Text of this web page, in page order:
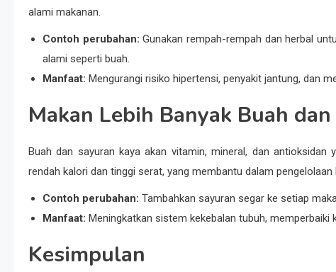
alami makanan.
Contoh perubahan: Gunakan rempah-rempah dan herbal
alami seperti buah.
Manfaat: Mengurangi risiko hipertensi, penyakit jantung, dan
Makan Lebih Banyak Buah
Buah dan sayuran kaya akan vitamin, mineral, dan
rendah kalori dan tinggi serat, yang membantu dalam
Contoh perubahan: Tambahkan sayuran segar ke setiap
Manfaat: Meningkatkan sistem kekebalan tubuh, memperbaiki
Kesimpulan